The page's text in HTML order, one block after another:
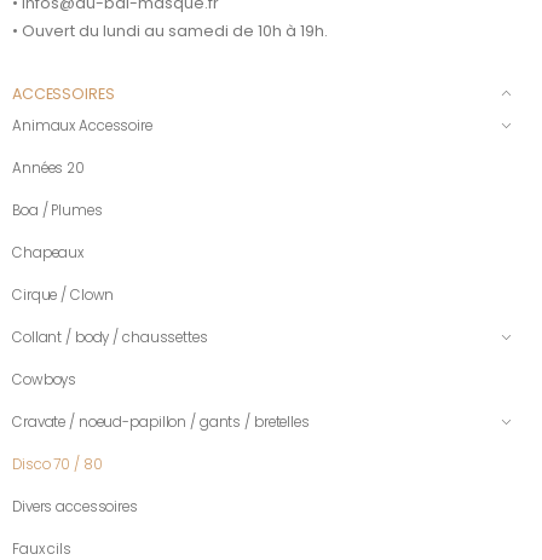
• Ouvert du lundi au samedi de 10h à 19h.
ACCESSOIRES
Animaux Accessoire
Années 20
Boa / Plumes
Chapeaux
Cirque / Clown
Collant / body / chaussettes
Cowboys
Cravate / noeud-papillon / gants / bretelles
Disco 70 / 80
Divers accessoires
Faux cils